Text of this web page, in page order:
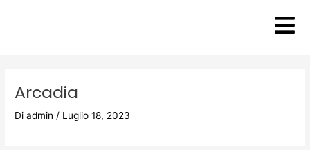
Arcadia
Diadmin / Luglio 18, 2023